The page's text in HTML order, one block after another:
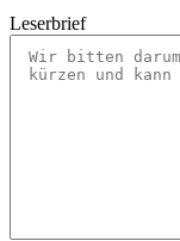
Leserbrief